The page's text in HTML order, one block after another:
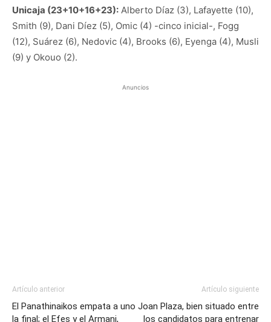
Unicaja (23+10+16+23): Alberto Díaz (3), Lafayette (10),
Smith (9), Dani Díez (5), Omic (4) -cinco inicial-, Fogg
(12), Suárez (6), Nedovic (4), Brooks (6), Eyenga (4), Musli
(9) y Okouo (2).
Anuncios
Artículo anterior
El Panathinaikos empata a uno
la final; el Efes y el Armani,
Artículo siguiente
Joan Plaza, bien situado entre
los candidatos para entrenar